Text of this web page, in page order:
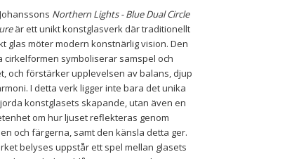
Northern Lights - Blue Dual Circle
är ett unikt konstglasverk där traditionellt
glas möter modern konstnärlig vision. Den
cirkelformen symboliserar samspel och
och förstärker upplevelsen av balans, djup
I detta verk ligger inte bara det unika
konstglasets skapande, utan även en
om hur ljuset reflekteras genom
och färgerna, samt den känsla detta ger.
belyses uppstår ett spel mellan glasets